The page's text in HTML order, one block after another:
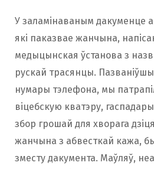
У заламінаваным дакуменце
які паказвае жанчына,
медыцынская ўстанова з
рускай трасянцы.
нумары тэлефона, мы
віцебскую кватэру,
збор грошай для хворага
жанчына з абвесткай кажа,
зместу дакумента. Маўляў,